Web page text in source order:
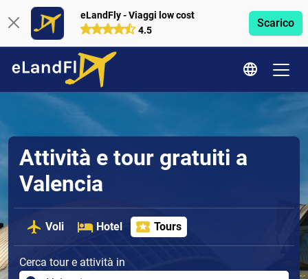
eLandFly - Viaggi low cost
4.5
Scarico
Attività e tour gratuiti a
Valencia
Voli Hotel Tours
Cerca tour e attività in